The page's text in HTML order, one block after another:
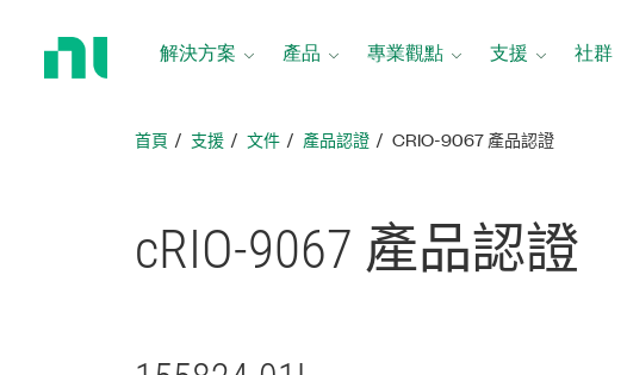
解決方案 產品 專業觀點 支援 社群
首頁 支援 文件 產品認證 CRIO-9067 產品認證
cRIO-9067 產品認證